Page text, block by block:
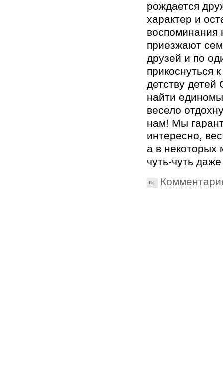
рождается
характер и
воспоминания
приезжают
друзей и по
прикоснуться
детству детей
найти
весело
нам! Мы
интересно,
а в некоторых
чуть-чуть